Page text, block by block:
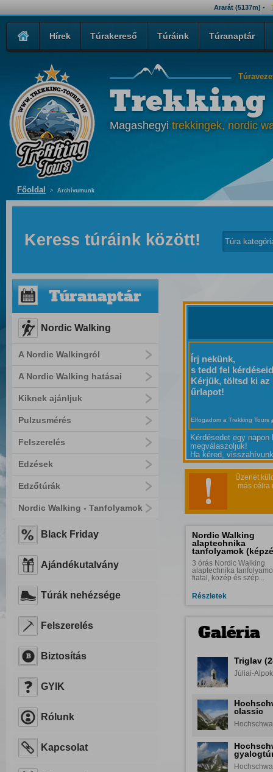
Ararát (5137m) -
Hírek Túrakereső Túráink Túranaptár
Trekking
Magashegyi trekkingek, nordic
Főoldal > Archívumunk
Keress túráink között!
Túranaptár
Nordic Walking
A Nordic Walkingról
A Nordic Walking hatásai
Kiknek ajánljuk
Pulzusmérés
Felszerelés
Edzések
Edzőtúrák
Nordic Walking - Tanfolyamok
Black Friday
Ajándékutalvány
Túrák nehézsége
Felszerelés
Biztosítás
GYIK
Rólunk
Kapcsolat
Írj nekünk,
s tedd fel
Kérjük, töltsd ki az
űrlapot!
Elfogadom a Trekking Tours
Kérdésedet egy napon
megválaszoljuk!
Ha kéred,
Üzenet
más célra
Nordic Walking
alaptechnika
tanfolyamok
3 órás Nordic Walking
alaptechnika
fiatal, közép és szép...
Részletek
Galéria
Triglav
Júliai-
classic